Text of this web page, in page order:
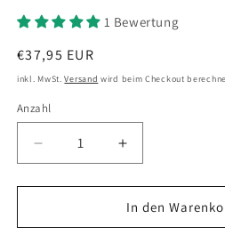
1 Bewertung
Normaler
Preis
€37,95 EUR
inkl. MwSt.Versand wird beim Checkout
Anzahl
Verringere
die
Menge
Rolife
Erhöhe
die
Menge
für
Rolife
In den